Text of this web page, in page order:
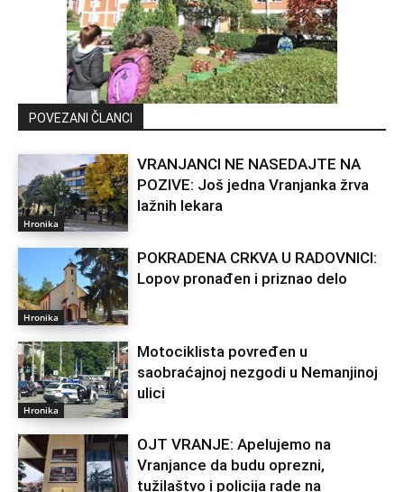
POVEZANI ČLANCI
Hronika
VRANJANCI NE NASEDAJTE NA
POZIVE: Još jedna Vranjanka žrva
lažnih lekara
Hronika
POKRADENA CRKVA U RADOVNICI:
Lopov pronađen i priznao delo
Hronika
Motociklista povređen u
saobraćajnoj nezgodi u Nemanjinoj
ulici
OJT VRANJE: Apelujemo na
Vranjance da budu oprezni,
tužilaštvo i policija rade na